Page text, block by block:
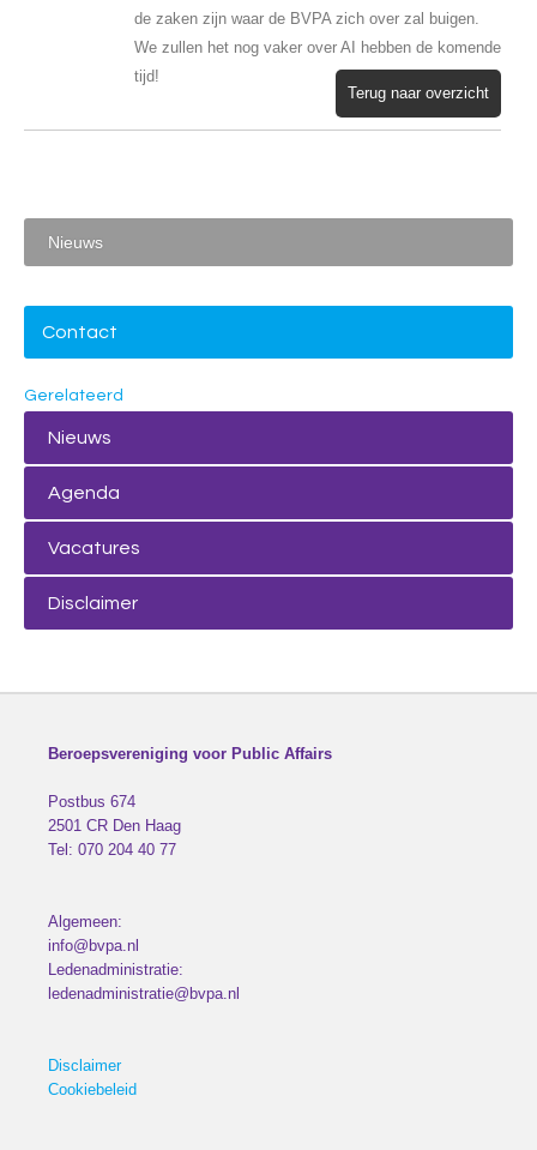
de zaken zijn waar de BVPA zich over zal buigen.
We zullen het nog vaker over AI hebben de komende
tijd!
Terug naar overzicht
Nieuws
Contact
Gerelateerd
Nieuws
Agenda
Vacatures
Disclaimer
Beroepsvereniging voor Public Affairs
Postbus 674
2501 CR Den Haag
Tel: 070 204 40 77
Algemeen:
info@bvpa.nl
Ledenadministratie:
ledenadministratie@bvpa.nl
Disclaimer
Cookiebeleid